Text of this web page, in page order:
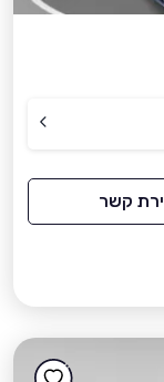
קשר